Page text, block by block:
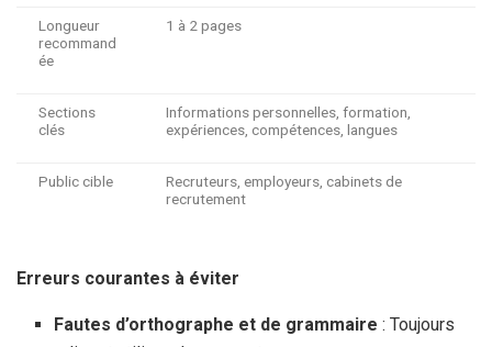
Longueur
recommand
ée
1 à 2 pages
Sections
clés
Informations personnelles, formation,
expériences, compétences, langues
Public cible
Recruteurs, employeurs, cabinets de
recrutement
Erreurs courantes à éviter
Fautes d’orthographe et de grammaire : Toujours